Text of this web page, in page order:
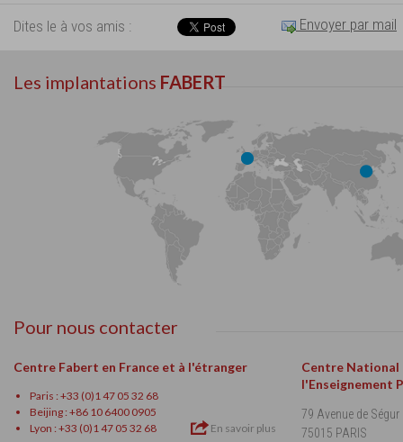
Dites le à vos amis : Envoyer par mail
Les implantations FABERT
Pour nous contacter
Centre Fabert en France et à l'étranger
Paris : +33 (0)1 47 05 32 68
Beijing : +86 10 6400 0905
Lyon : +33 (0)1 47 05 32 68
En savoir plus
Centre National
l'Enseignement
79 Avenue de Ségur
75015 PARIS